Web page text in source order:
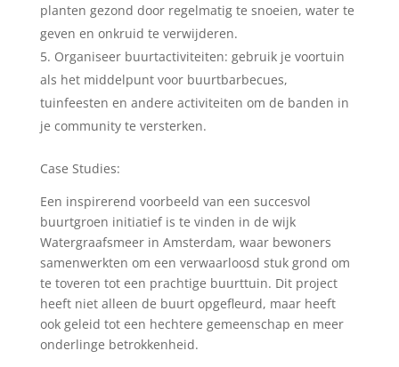
planten gezond door regelmatig te snoeien, water te
geven en onkruid te verwijderen.
Organiseer buurtactiviteiten: gebruik je voortuin
als het middelpunt voor buurtbarbecues,
tuinfeesten en andere activiteiten om de banden in
je community te versterken.
Case Studies:
Een inspirerend voorbeeld van een succesvol
buurtgroen initiatief is te vinden in de wijk
Watergraafsmeer in Amsterdam, waar bewoners
samenwerkten om een verwaarloosd stuk grond om
te toveren tot een prachtige buurttuin. Dit project
heeft niet alleen de buurt opgefleurd, maar heeft
ook geleid tot een hechtere gemeenschap en meer
onderlinge betrokkenheid.